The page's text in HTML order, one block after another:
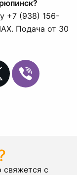
+7 (938) 156-
Подача от 30
свяжется с